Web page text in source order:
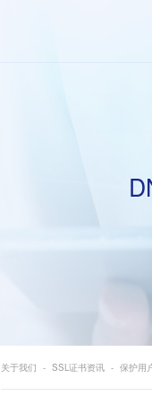
关于我们 SSL证书资讯 保护用